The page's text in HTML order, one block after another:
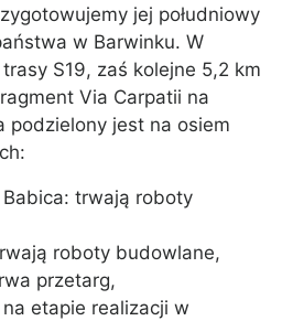
jej południowy
w Barwinku. W
S19, zaś kolejne 5,2 km
Via Carpatii na
podzielony jest na osiem
Babica: trwają roboty
roboty budowlane,
przetarg,
etapie realizacji w